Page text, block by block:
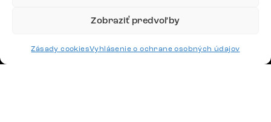
Zobraziť predvoľby
Zásady cookiesVyhlásenie o ochrane osobných údajov